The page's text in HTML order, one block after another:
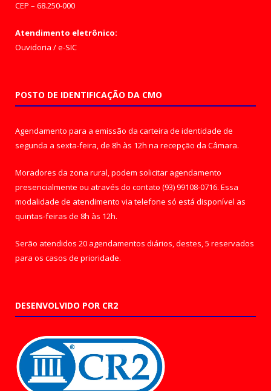
CEP – 68.250-000
Atendimento eletrônico:
Ouvidoria /e-SIC
POSTO DE IDENTIFICAÇÃO DA CMO
Agendamento para a emissão da carteira de identidade de
segunda a sexta-feira, de 8h às 12h na recepção da Câmara.
Moradores da zona rural, podem solicitar agendamento
presencialmente ou através do contato (93) 99108-0716. Essa
modalidade de atendimento via telefone só está disponível as
quintas-feiras de 8h às 12h.
Serão atendidos 20 agendamentos diários, destes, 5 reservados
para os casos de prioridade.
DESENVOLVIDO POR CR2